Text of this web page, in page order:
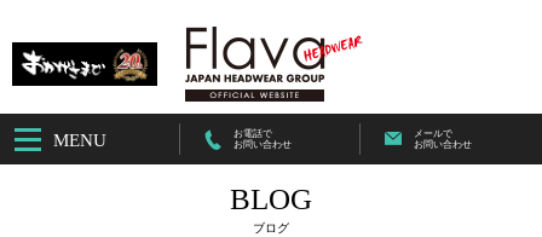
MENU
お電話で
お問い合わせ
メールで
お問い合わせ
BLOG
ブログ